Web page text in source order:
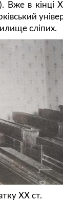
Вже в кінці
сліпих.
XX ст.